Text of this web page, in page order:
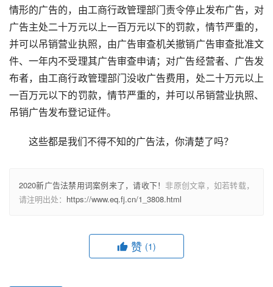
情形的广告的，由工商行政管理部门责令停止发布广告，对
广告主处二十万元以上一百万元以下的罚款，情节严重的，
并可以吊销营业执照，由广告审查机关撤销广告审查批准文
件、一年内不受理其广告审查申请；对广告经营者、广告发
布者，由工商行政管理部门没收广告费用，处二十万元以上
一百万元以下的罚款，情节严重的，并可以吊销营业执照、
吊销广告发布登记证件。
这些都是我们不得不知的广告法，你清楚了吗？
2020新广告法禁用词案例来了，请收下！非原创文章，如若转载，
请注明出处： https://www.eq.fj.cn/1_3808.html
赞 (1)